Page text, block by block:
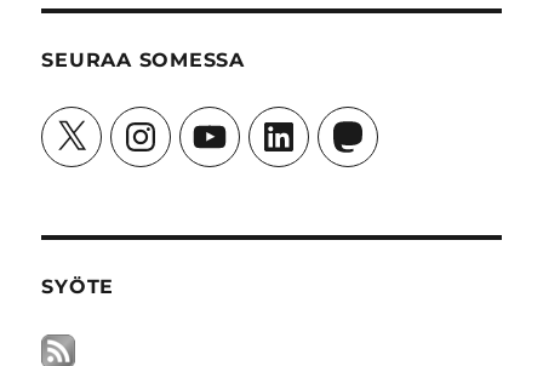
SEURAA SOMESSA
X InstagramYouTubeLinkedInMastodon
SYÖTE